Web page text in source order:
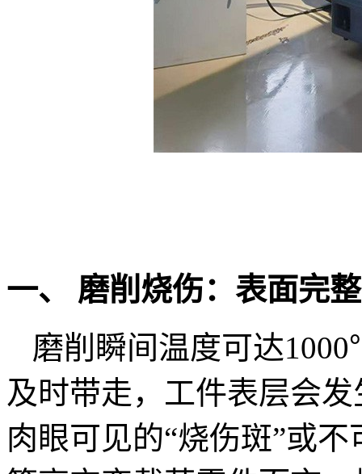
一、 磨削烧伤：表面完
磨削瞬间温度可达
及时带走，工件表层会
肉眼可见的“烧伤斑”或